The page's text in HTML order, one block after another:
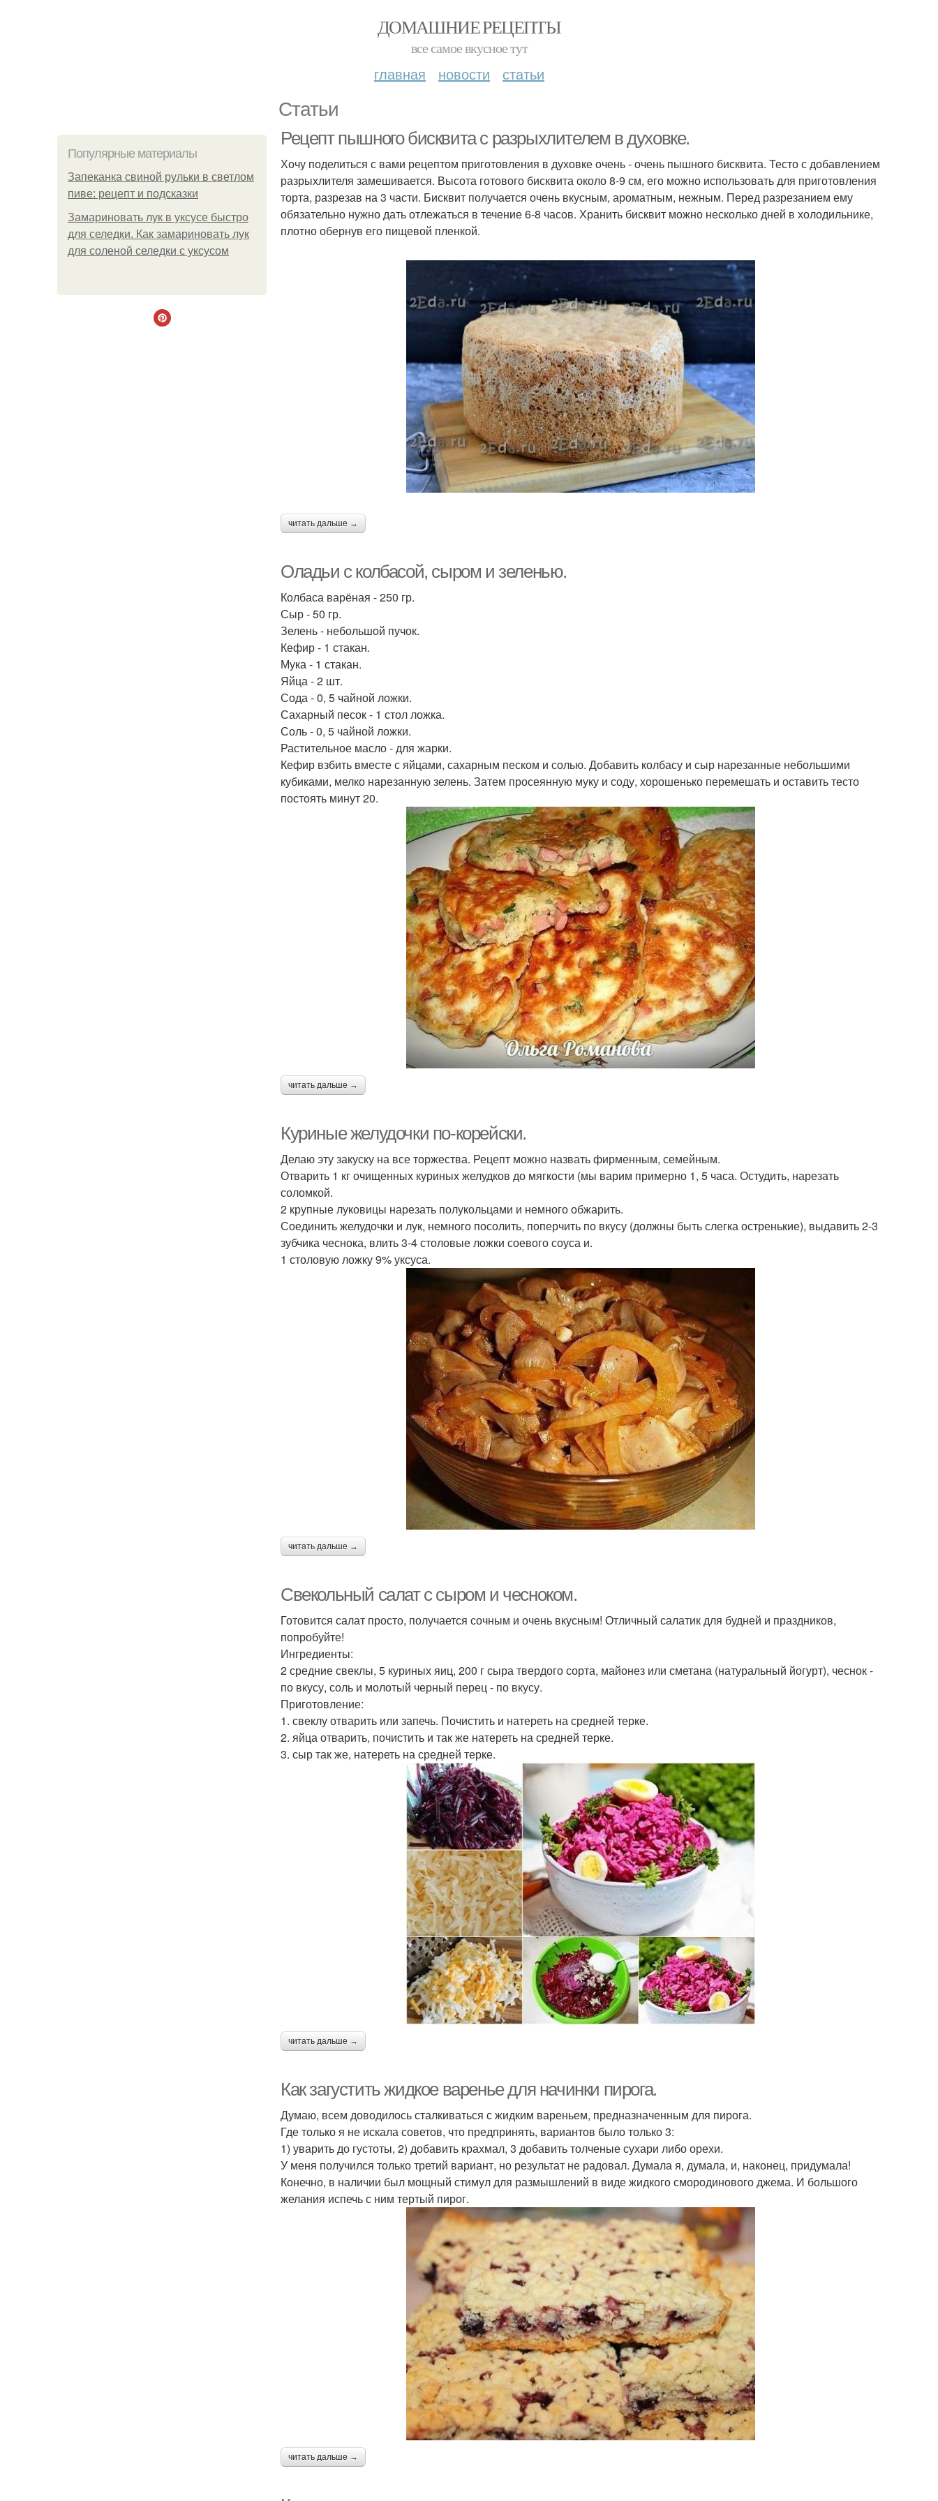
ДОМАШНИЕ РЕЦЕПТЫ
все самое вкусное тут
главная новости статьи
Статьи
Популярные материалы
Запеканка свиной рульки в светлом
пиве: рецепт и подсказки
Замариновать лук в уксусе быстро
для селедки. Как замариновать лук
для соленой селедки с уксусом
Рецепт пышного бисквита с разрыхлителем в духовке.
Хочу поделиться с вами рецептом приготовления в духовке очень - очень пышного бисквита. Тесто с добавлением
разрыхлителя замешивается. Высота готового бисквита около 8-9 см, его можно использовать для приготовления
торта, разрезав на 3 части. Бисквит получается очень вкусным, ароматным, нежным. Перед разрезанием ему
обязательно нужно дать отлежаться в течение 6-8 часов. Хранить бисквит можно несколько дней в холодильнике,
плотно обернув его пищевой пленкой.
читать дальше →
Оладьи с колбасой, сыром и зеленью.
Колбаса варёная - 250 гр.
Сыр - 50 гр.
Зелень - небольшой пучок.
Кефир - 1 стакан.
Мука - 1 стакан.
Яйца - 2 шт.
Сода - 0, 5 чайной ложки.
Сахарный песок - 1 стол ложка.
Соль - 0, 5 чайной ложки.
Растительное масло - для жарки.
Кефир взбить вместе с яйцами, сахарным песком и солью. Добавить колбасу и сыр нарезанные небольшими
кубиками, мелко нарезанную зелень. Затем просеянную муку и соду, хорошенько перемешать и оставить тесто
постоять минут 20.
читать дальше →
Куриные желудочки по-корейски.
Делаю эту закуску на все торжества. Рецепт можно назвать фирменным, семейным.
Отварить 1 кг очищенных куриных желудков до мягкости (мы варим примерно 1, 5 часа. Остудить, нарезать
соломкой.
2 крупные луковицы нарезать полукольцами и немного обжарить.
Соединить желудочки и лук, немного посолить, поперчить по вкусу (должны быть слегка остренькие), выдавить 2-3
зубчика чеснока, влить 3-4 столовые ложки соевого соуса и.
1 столовую ложку 9% уксуса.
читать дальше →
Свекольный салат с сыром и чесноком.
Готовится салат просто, получается сочным и очень вкусным! Отличный салатик для будней и праздников,
попробуйте!
Ингредиенты:
2 средние свеклы, 5 куриных яиц, 200 г сыра твердого сорта, майонез или сметана (натуральный йогурт), чеснок -
по вкусу, соль и молотый черный перец - по вкусу.
Приготовление:
1. свеклу отварить или запечь. Почистить и натереть на средней терке.
2. яйца отварить, почистить и так же натереть на средней терке.
3. сыр так же, натереть на средней терке.
читать дальше →
Как загустить жидкое варенье для начинки пирога.
Думаю, всем доводилось сталкиваться с жидким вареньем, предназначенным для пирога.
Где только я не искала советов, что предпринять, вариантов было только 3:
1) уварить до густоты, 2) добавить крахмал, 3 добавить толченые сухари либо орехи.
У меня получился только третий вариант, но результат не радовал. Думала я, думала, и, наконец, придумала!
Конечно, в наличии был мощный стимул для размышлений в виде жидкого смородинового джема. И большого
желания испечь с ним тертый пирог.
читать дальше →